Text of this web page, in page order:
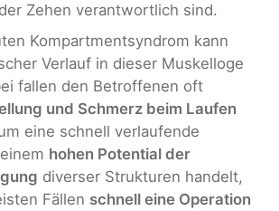
Zehen verantwortlich sind.
Kompartmentsyndrom kann
Verlauf in dieser Muskelloge
fallen den Betroffenen oft
und Schmerz beim Laufen
eine schnell verlaufende
hohen Potential der
diverser Strukturen handelt,
Fällen schnell eine Operation